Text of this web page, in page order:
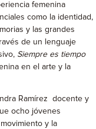
femenina
como la identidad,
y las grandes
de un lenguaje
Siempre es tiempo
en el arte y la
Ramírez docente y
ocho jóvenes
y la